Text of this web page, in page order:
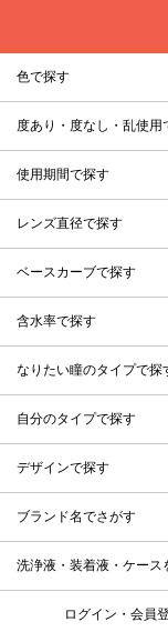
色で探す
度あり・度なし・乱使用
使用期間で探す
レンズ直径で探す
ベースカーブで探す
含水率で探す
なりたい瞳のタイプで探
自分のタイプで探す
デザインで探す
ブランド名でさがす
洗浄液・装着液・ケース
ログイン・会員